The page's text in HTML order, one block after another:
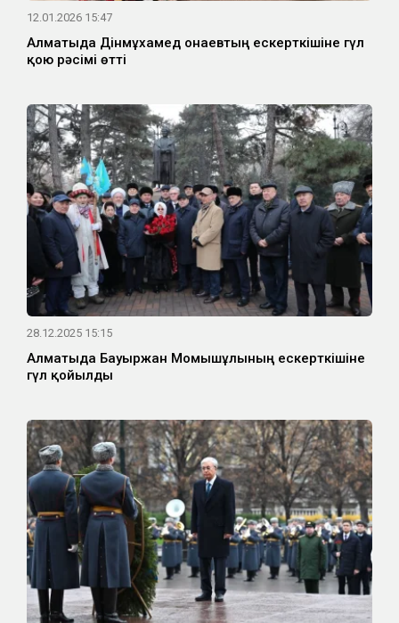
12.01.2026 15:47
Алматыда Дінмұхамед Қонаевтың ескерткішіне гүл
қою рәсімі өтті
28.12.2025 15:15
Алматыда Бауыржан Момышұлының ескерткішіне
гүл қойылды